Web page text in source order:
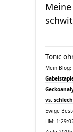
Tonic
Mein Blog:
vs.
Ewige
HM: